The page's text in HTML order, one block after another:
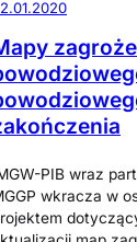
PIB wraz
wkracza w